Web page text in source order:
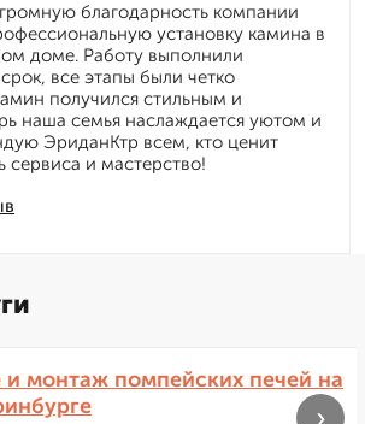
благодарность компании
установку камина в
доме. Работу выполнили
все этапы были четко
получился стильным и
наша семья наслаждается уютом и
ЭриданКтр всем, кто ценит
сервиса и мастерство!
и монтаж помпейских печей на